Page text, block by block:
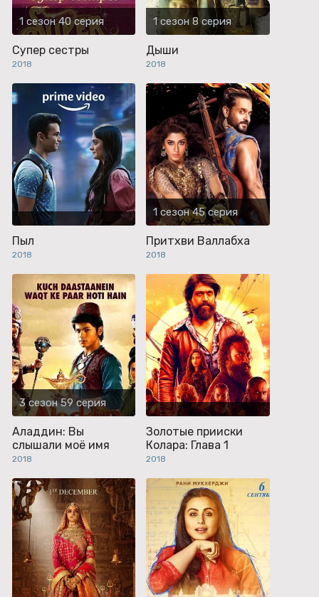
1 сезон 40 серия
Супер сестры
2018
1 сезон 8 серия
Дыши
2018
Пыл
2018
1 сезон 45 серия
Притхви Валлабха
2018
3 сезон 59 серия
Аладдин: Вы
слышали моё имя
2018
Золотые прииски
Колара: Глава 1
2018